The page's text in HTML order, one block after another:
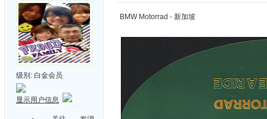
级别: 白金会员
显示用户信息
BMW Motorrad - 新加坡